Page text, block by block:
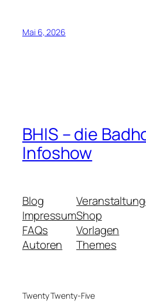
Mai 6, 2026
BHIS – die
Infoshow
Blog
Impressum
FAQs
Autoren
Shop
Vorlagen
Themes
Twenty Twenty-Five